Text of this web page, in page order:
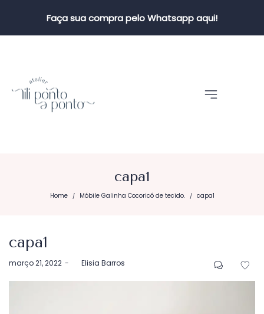
Faça sua compra pelo Whatsapp aqui!
capa1
Home / Móbile Galinha Cocoricó de tecido. / capa1
capa1
Postado
março 21, 2022 byElisia Barros